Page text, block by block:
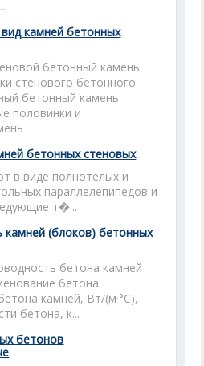
камней бетонных
бетонный камень
стенового бетонного
бетонный камень
половинки и
бетонных стеновых
в виде полнотелых и
параллелепипедов и
т�...
камней (блоков) бетонных
бетона камней
бетона
камней, Вт/(м·°С),
бетона, к...
бетонов